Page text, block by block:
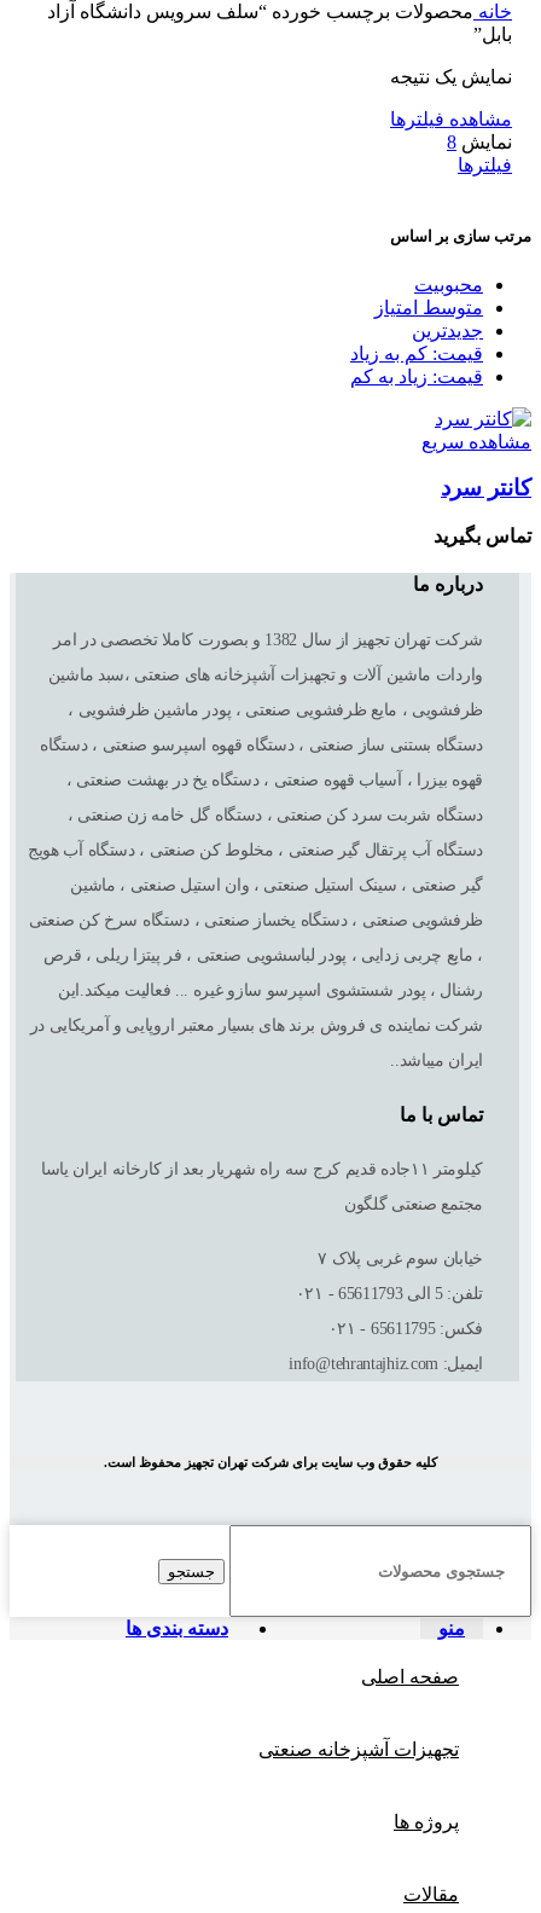
خانه محصولات برچسب خورده “سلف سرویس دانشگاه آزاد
بابل”
نمایش یک نتیجه
مشاهده فیلترها
نمایش 8
فیلترها
مرتب سازی بر اساس
محبوبیت
متوسط امتیاز
جدیدترین
قیمت: کم به زیاد
قیمت: زیاد به کم
مشاهده سریع
کانتر سرد
تماس بگیرید
درباره ما
شرکت تهران تجهیز از سال 1382 و بصورت کاملا تخصصی در امر
واردات ماشین آلات و تجهبزات آشپزخانه های صنعتی ،سبد ماشین
ظرفشویی ، مایع ظرفشویی صنعتی ، پودر ماشین ظرفشویی ،
دستگاه بستنی ساز صنعتی ، دستگاه قهوه اسپرسو صنعتی ، دستگاه
قهوه بیزرا ، آسیاب قهوه صنعتی ، دستگاه یخ در بهشت صنعتی ،
دستگاه شربت سرد کن صنعتی ، دستگاه گل خامه زن صنعتی ،
دستگاه آب پرتقال گیر صنعتی ، مخلوط کن صنعتی ، دستگاه آب هویج
گیر صنعتی ، سینک استیل صنعتی ، وان استیل صنعتی ، ماشین
ظرفشویی صنعتی ، دستگاه یخساز صنعتی ، دستگاه سرخ کن صنعتی
، مایع چربی زدایی ، پودر لباسشویی صنعتی ، فر پیتزا ریلی ، قرص
رشنال ، پودر شستشوی اسپرسو سازو غیره ... فعالیت میکند.این
شرکت نماینده ی فروش برند های بسیار معتبر اروپایی و آمریکایی در
ایران میباشد..
تماس با ما
کیلومتر ١١جاده قدیم کرج سه راه شهریار بعد از کارخانه ایران یاسا
مجتمع صنعتی گلگون
خیابان سوم غربی پلاک ٧
تلفن: 5 الی 65611793 - ۰۲۱
فکس: 65611795 - ۰۲۱
ایمیل: info@tehrantajhiz.com
کلیه حقوق وب سایت برای شرکت تهران تجهیز محفوظ است.
جستجو
منو دسته بندی ها
صفحه اصلی
تجهیزات آشپزخانه صنعتی
پروژه ها
مقالات